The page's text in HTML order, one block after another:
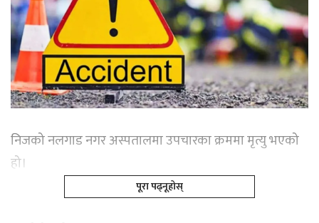
निजको नलगाड नगर अस्पतालमा उपचारका क्रममा मृत्यु भएको
हो।
पूरा पढ्नूहोस्